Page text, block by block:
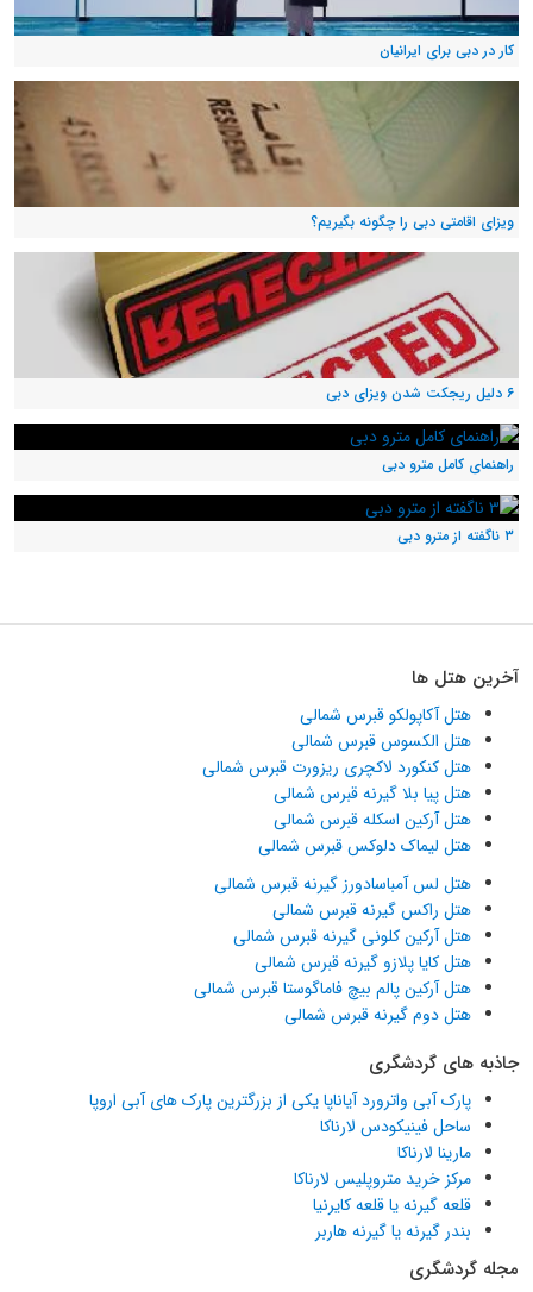
کار در دبی برای ایرانیان
ویزای اقامتی دبی را چگونه بگیریم؟
۶ دلیل ریجکت شدن ویزای دبی
راهنمای کامل مترو دبی
۳ ناگفته از مترو دبی
آخرین هتل ها
هتل آکاپولکو قبرس شمالی
هتل الکسوس قبرس شمالی
هتل کنکورد لاکچری ریزورت قبرس شمالی
هتل پیا بلا گیرنه قبرس شمالی
هتل آرکین اسکله قبرس شمالی
هتل لیماک دلوکس قبرس شمالی
هتل لس آمباسادورز گیرنه قبرس شمالی
هتل راکس گیرنه قبرس شمالی
هتل آرکین کلونی گیرنه قبرس شمالی
هتل کایا پلازو گیرنه قبرس شمالی
هتل آرکین پالم بیچ فاماگوستا قبرس شمالی
هتل دوم گیرنه قبرس شمالی
جاذبه های گردشگری
پارک آبی واترورد آیاناپا یکی از بزرگترین پارک های آبی اروپا
ساحل فینیکودس لارناکا
مارینا لارناکا
مرکز خرید متروپلیس لارناکا
قلعه گیرنه یا قلعه کایرنیا
بندر گیرنه یا گیرنه هاربر
مجله گردشگری